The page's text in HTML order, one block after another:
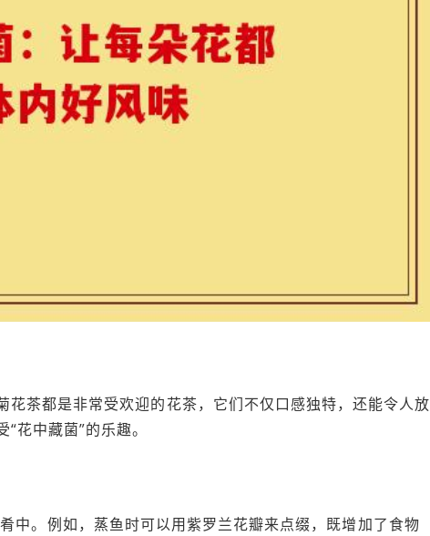
茶都是非常受欢迎的花茶，它们不仅口感独特，还能令人放
花中藏菌”的乐趣。
。例如，蒸鱼时可以用紫罗兰花瓣来点缀，既增加了食物